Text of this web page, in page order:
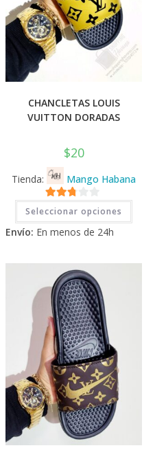
CHANCLETAS LOUIS
VUITTON DORADAS
$20
Tienda: Mango Habana
2.71
de 5
Seleccionar opciones
Este
tiene
Envío: En menos de 24h